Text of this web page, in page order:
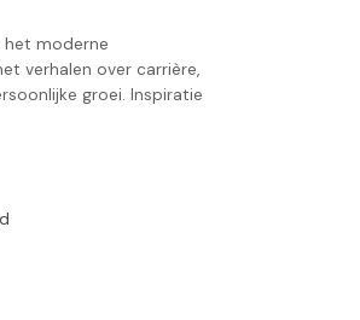
het moderne
verhalen over carrière,
groei. Inspiratie